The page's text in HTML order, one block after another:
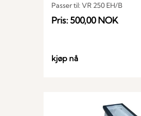
Passer til: VR 250 EH/B
Pris: 500,00 NOK
kjøp nå